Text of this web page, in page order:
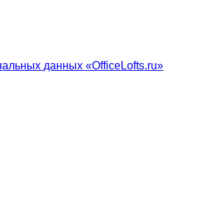
данных «OfficeLofts.ru»